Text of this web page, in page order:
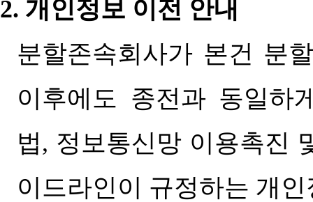
2. 개인정보 이전 안내
분할존속회사가 본건 분
이후에도 종전과 동일
법, 정보통신망 이용촉진
이드라인이 규정하는 개